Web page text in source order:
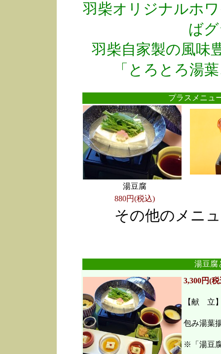
羽柴オリジナルホ
ば
羽柴自家製の風味
「とろとろ湯
プラスメニ
湯豆腐
880円(税込)
その他のメニ
湯豆腐
3,300円(
【献 立
包み湯葉
※「湯豆